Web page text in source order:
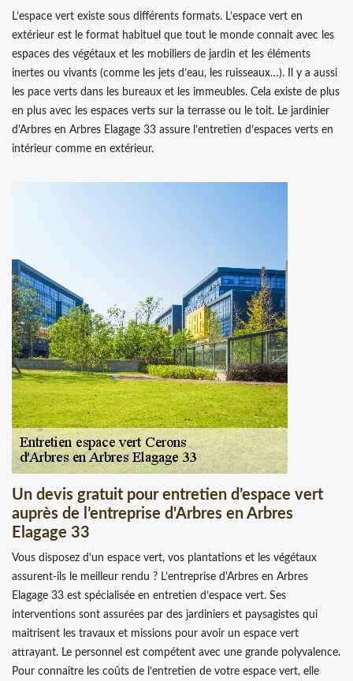
L’espace vert existe sous différents formats. L’espace vert en
extérieur est le format habituel que tout le monde connait avec les
espaces des végétaux et les mobiliers de jardin et les éléments
inertes ou vivants (comme les jets d’eau, les ruisseaux…). Il y a aussi
les pace verts dans les bureaux et les immeubles. Cela existe de plus
en plus avec les espaces verts sur la terrasse ou le toit. Le jardinier
d'Arbres en Arbres Elagage 33 assure l’entretien d’espaces verts en
intérieur comme en extérieur.
Un devis gratuit pour entretien d’espace vert
auprès de l’entreprise d'Arbres en Arbres
Elagage 33
Vous disposez d’un espace vert, vos plantations et les végétaux
assurent-ils le meilleur rendu ? L’entreprise d'Arbres en Arbres
Elagage 33 est spécialisée en entretien d’espace vert. Ses
interventions sont assurées par des jardiniers et paysagistes qui
maitrisent les travaux et missions pour avoir un espace vert
attrayant. Le personnel est compétent avec une grande polyvalence.
Pour connaitre les coûts de l’entretien de votre espace vert, elle